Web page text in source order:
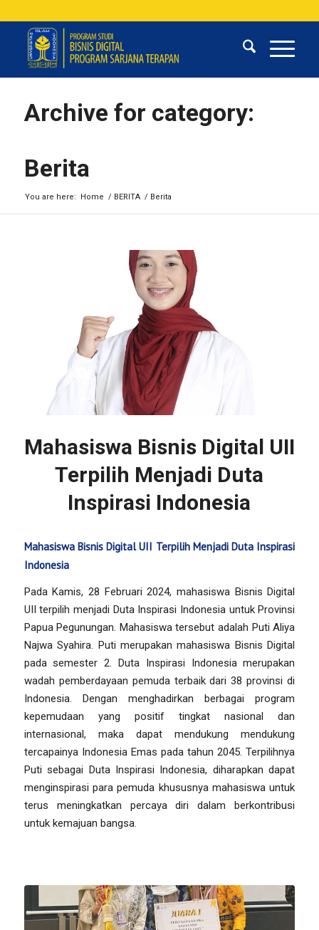
Archive for category:
Berita
You are here: Home / BERITA / Berita
Mahasiswa Bisnis Digital UII
Terpilih Menjadi Duta
Inspirasi Indonesia
Mahasiswa Bisnis Digital UII Terpilih Menjadi Duta Inspirasi
Indonesia
Pada Kamis, 28 Februari 2024, mahasiswa Bisnis Digital
UII terpilih menjadi Duta Inspirasi Indonesia untuk Provinsi
Papua Pegunungan. Mahasiswa tersebut adalah Puti Aliya
Najwa Syahira. Puti merupakan mahasiswa Bisnis Digital
pada semester 2. Duta Inspirasi Indonesia merupakan
wadah pemberdayaan pemuda terbaik dari 38 provinsi di
Indonesia. Dengan menghadirkan berbagai program
kepemudaan yang positif tingkat nasional dan
internasional, maka dapat mendukung mendukung
tercapainya Indonesia Emas pada tahun 2045. Terpilihnya
Puti sebagai Duta Inspirasi Indonesia, diharapkan dapat
menginspirasi para pemuda khususnya mahasiswa untuk
terus meningkatkan percaya diri dalam berkontribusi
untuk kemajuan bangsa.